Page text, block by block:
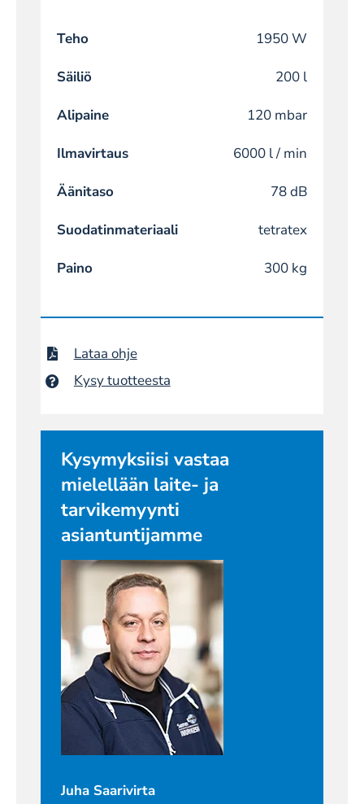
Teho 1950 W
Säiliö 200 l
Alipaine 120 mbar
Ilmavirtaus 6000 l / min
Äänitaso 78 dB
Suodatinmateriaali tetratex
Paino 300 kg
Lataa ohje
Kysy tuotteesta
Kysymyksiisi vastaa
mielellään laite- ja
tarvikemyynti
asiantuntijamme
Juha Saarivirta